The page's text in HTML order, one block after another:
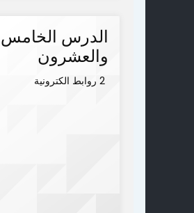
الدرس الخامس
والعشرون
2 روابط الكترونية